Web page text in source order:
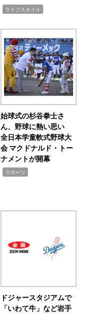
ライフスタイル
始球式の杉谷拳士さ
ん、野球に熱い思い
全日本学童軟式野球大
会 マクドナルド・トー
ナメントが開幕
スポーツ
ドジャースタジアムで
「いわて牛」など岩手